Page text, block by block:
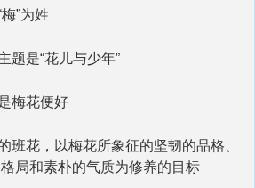
”为姓
题是“花儿与少年”
梅花便好
班花，以梅花所象征的坚韧的品格、
局和素朴的气质为修养的目标